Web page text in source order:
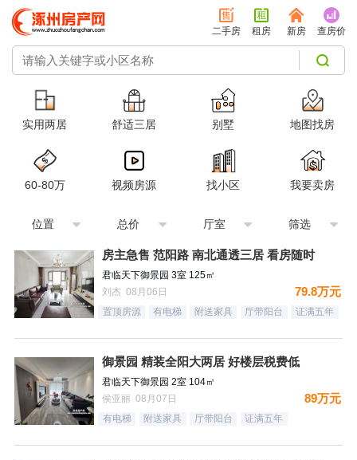
二手房 租房 新房 查房价
实用两居 舒适三居 别墅 地图找房
60-80万 视频房源 找小区 我要卖房
位置 总价 厅室 筛选
房主急售 范阳路 南北通透三居 看房随时
君临天下御景园 3室 125㎡
刘杰 08月06日
79.8万元
置顶房源 有电梯 附送家具 厅带阳台 证满五年
御景园 精装全阳大两居 好楼层税费低
君临天下御景园 2室 104㎡
侯亚丽 08月07日
89万元
有电梯 附送家具 厅带阳台 证满五年